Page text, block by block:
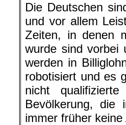
Die Deutschen
und vor allem
Zeiten, in denen
wurde sind vorbei
werden in
robotisiert und es
nicht
Bevölkerung, die
immer früher